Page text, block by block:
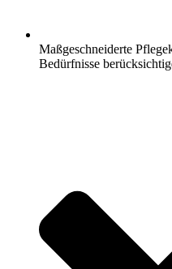
Maßgeschneiderte
Bedürfnisse